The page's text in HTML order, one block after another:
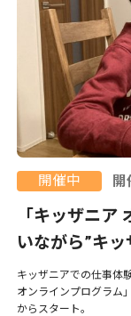
開催中 開
「キッザニア
いながら”キ
キッザニアでの仕事体
オンラインプログラム
からスタート。